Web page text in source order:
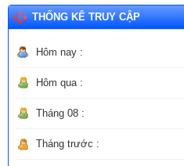
THỐNG KÊ TRUY CẬP
Hôm nay :
Hôm qua :
Tháng 08 :
Tháng trước :